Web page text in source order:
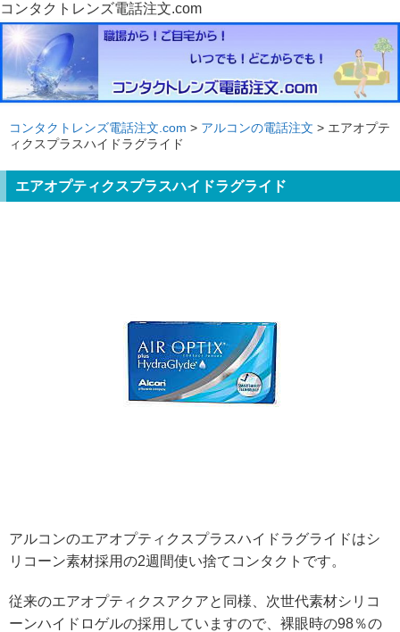
コンタクトレンズ電話注文.com
コンタクトレンズ電話注文.com > アルコンの電話注文 > エアオプテ
ィクスプラスハイドラグライド
エアオプティクスプラスハイドラグライド
アルコンのエアオプティクスプラスハイドラグライドはシ
リコーン素材採用の2週間使い捨てコンタクトです。
従来のエアオプティクスアクアと同様、次世代素材シリコ
ーンハイドロゲルの採用していますので、裸眼時の98％の